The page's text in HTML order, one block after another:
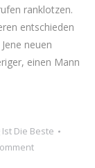
ranklotzen.
entschieden
neuen
einen Mann
Die Beste